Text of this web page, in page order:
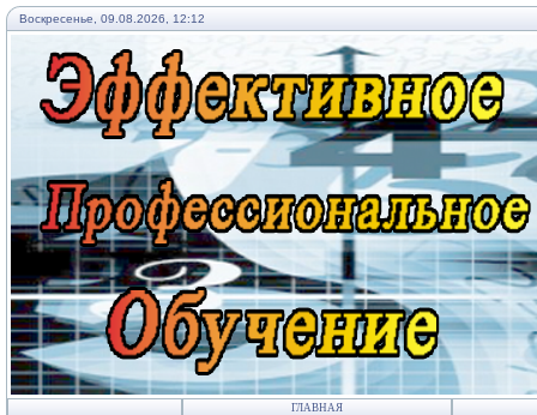
Воскресенье, 09.08.2026, 12:12
ГЛАВНАЯ